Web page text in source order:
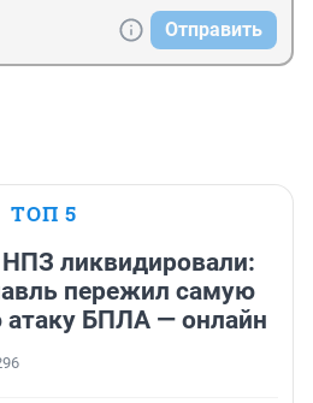
Отправить
ТОП 5
ликвидировали:
пережил самую
БПЛА — онлайн